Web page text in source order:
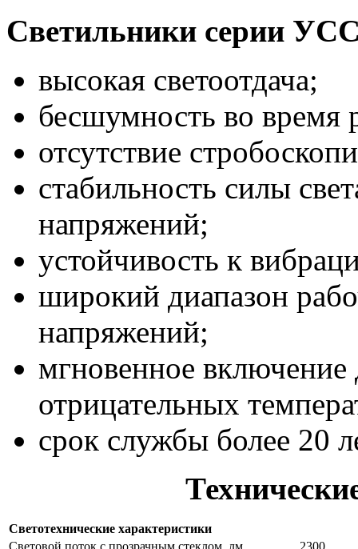
Светильники серии
высокая светоотдача;
бесшумность во время
отсутствие
стабильность силы
напряжений;
устойчивость к
широкий диапазон
напряжений;
мгновенное
отрицательных
срок службы более 20
Светотехнические характеристики
Световой поток с прозрачным стеклом, лм
2300